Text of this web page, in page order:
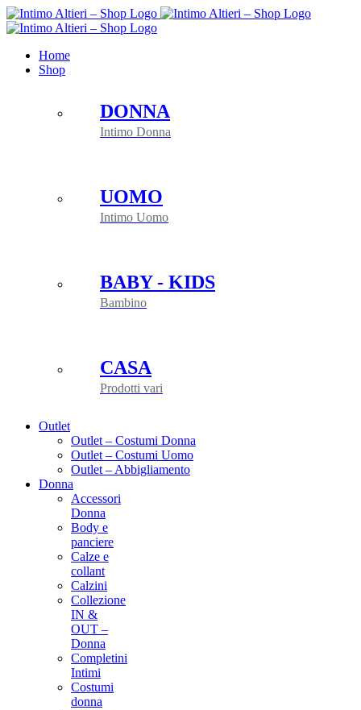
Salta
al
Home
Shop
DONNA
Intimo Donna
UOMO
Intimo Uomo
BABY - KIDS
Bambino
CASA
Prodotti vari
Outlet
Outlet – Costumi Donna
Outlet – Costumi Uomo
Outlet – Abbigliamento
Donna
Accessori
Donna
Body e
panciere
Calze e
collant
Calzini
Collezione
IN &
OUT –
Donna
Completini
Intimi
Costumi
donna